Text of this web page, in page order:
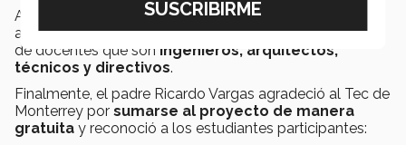
Asimismo, enfatizó que el esfuerzo es por parte de los
alumnos, pero todos cuentan con lamentoría y guía
de docentes que son ingenieros, arquitectos,
técnicos y directivos.
Finalmente, el padre Ricardo Vargas agradeció al Tec de
Monterrey por sumarse al proyecto de manera
gratuita y reconoció a los estudiantes participantes: